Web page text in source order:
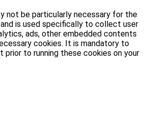
not be particularly necessary for the
is used specifically to collect user
ads, other embedded contents
cookies. It is mandatory to
prior to running these cookies on your